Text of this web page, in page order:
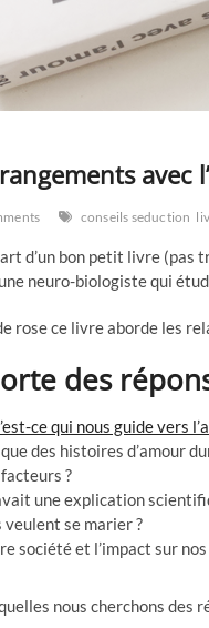
avec
conseils seduction
d’un bon petit livre (pas
neuro-biologiste qui
rose ce livre aborde les
des
ce qui nous guide vers
des histoires d’amour
?
une explication
se marier ?
société et l’impact sur
nous cherchons des